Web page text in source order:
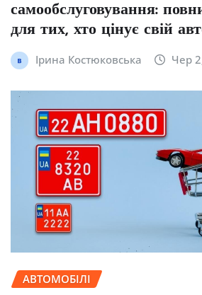
самообслуговування:
для тих, хто цінує свій
Ірина Костюковська Чер
АВТОМОБІЛІ